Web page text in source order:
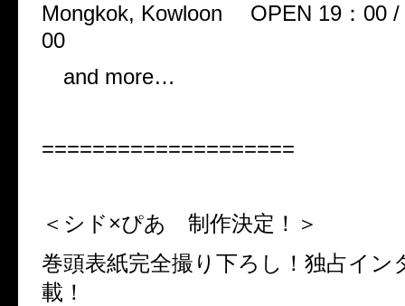
Mongkok, Kowloon
OPEN 19 ： 00 /
00
and more…
====================
＜シド×ぴあ 制作決定！＞
巻頭表紙完全撮り下ろし！独占イン
載！